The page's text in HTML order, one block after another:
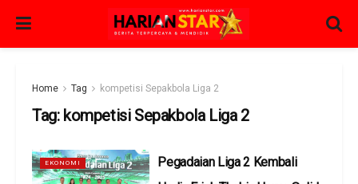
Home Tag kompetisi Sepakbola Liga 2
Tag: kompetisi Sepakbola Liga 2
EKONOMI
Pegadaian Liga 2 Kembali